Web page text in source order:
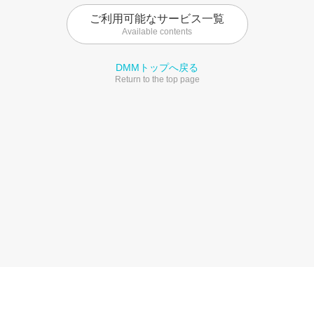
ご利用可能なサービス一覧
Available contents
DMMトップへ戻る
Return to the top page